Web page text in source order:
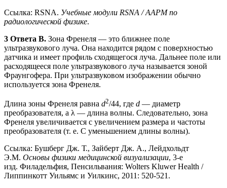
Ссылка: RSNA. Учебные модули RSNA / AAPM по
радиологической физике.
3 Ответа B. Зона Френеля — это ближнее поле
ультразвукового луча. Она находится рядом с поверхностью
датчика и имеет профиль сходящегося луча. Дальнее поле или
расходящееся поле ультразвукового луча называется зоной
Фраунгофера. При ультразвуковом изображении обычно
используется зона Френеля.
Длина зоны Френеля равна d2/44, где d — диаметр
преобразователя, а λ — длина волны. Следовательно, зона
Френеля увеличивается с увеличением размера и частоты
преобразователя (т. е. С уменьшением длины волны).
Ссылка: Бушберг Дж. Т., Зайберт Дж. А., Лейдхольдт
Э.М. Основы физики медицинской визуализации, 3-е
изд. Филадельфия, Пенсильвания: Wolters Kluwer Health /
Липпинкотт Уильямс и Уилкинс, 2011: 520-521.